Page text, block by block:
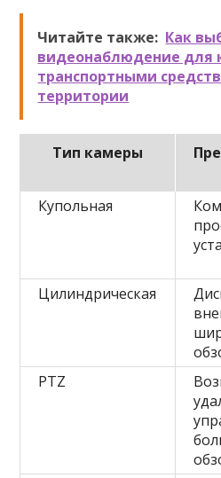
Читайте также: Как
видеонаблюдение для
транспортными
территории
Тип камеры
Купольная
Цилиндрическая
PTZ